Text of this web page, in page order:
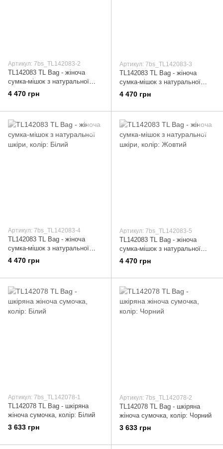
Артикул: 7bs_TL142083-2
TL142083 TL Bag - жіноча
сумка-мішок з натуральної
шкіри, колір: Чорний
4 470 грн
Артикул: 7bs_TL142083-3
TL142083 TL Bag - жіноча
сумка-мішок з натуральної
шкіри, колір: Lipstick Red
4 470 грн
Артикул: 7bs_TL142083-4
TL142083 TL Bag - жіноча
сумка-мішок з натуральної
шкіри, колір: Білий
4 470 грн
Артикул: 7bs_TL142083-5
TL142083 TL Bag - жіноча
сумка-мішок з натуральної
шкіри, колір: Жовтий
4 470 грн
Артикул: 7bs_TL142078-1
TL142078 TL Bag - шкіряна
жіноча сумочка, колір: Білий
3 633 грн
Артикул: 7bs_TL142078-2
TL142078 TL Bag - шкіряна
жіноча сумочка, колір: Чорний
3 633 грн